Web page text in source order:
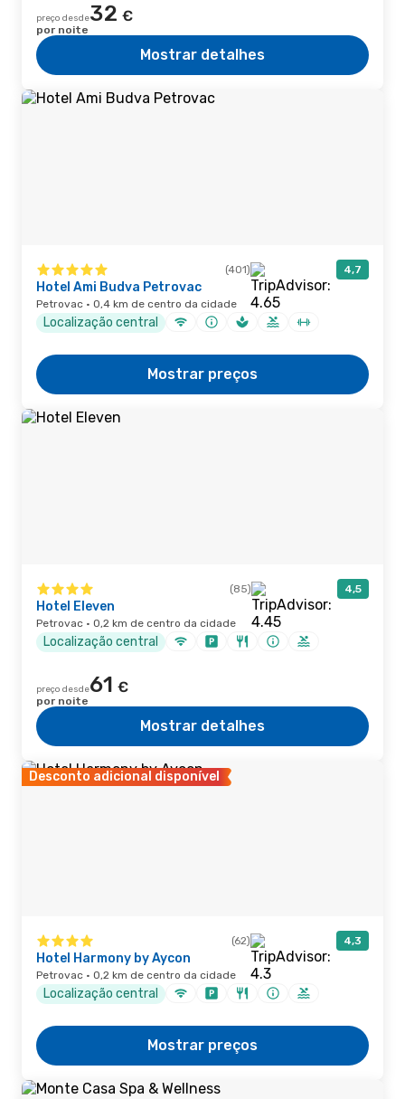
preço desde32 €
por noite
Mostrar detalhes
(401) 4,7
Hotel Ami Budva Petrovac
Petrovac · 0,4 km de centro da cidade
Localização central
Mostrar preços
(85) 4,5
Hotel Eleven
Petrovac · 0,2 km de centro da cidade
Localização central
preço desde61 €
por noite
Mostrar detalhes
Desconto adicional disponível
(62) 4,3
Hotel Harmony by Aycon
Petrovac · 0,2 km de centro da cidade
Localização central
Mostrar preços